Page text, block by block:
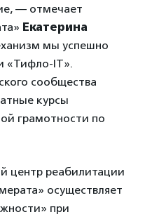
— отмечает
Екатерина
мы успешно
«Тифло-IT».
сообщества
курсы
грамотности по
центр реабилитации
осуществляет
при